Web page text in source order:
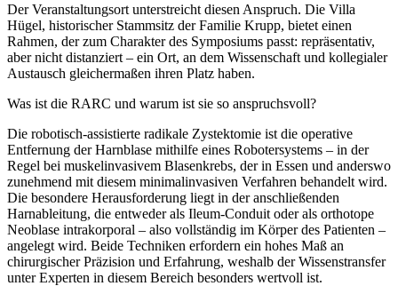
Der Veranstaltungsort unterstreicht diesen Anspruch. Die Villa
Hügel, historischer Stammsitz der Familie Krupp, bietet einen
Rahmen, der zum Charakter des Symposiums passt: repräsentativ,
aber nicht distanziert – ein Ort, an dem Wissenschaft und kollegialer
Austausch gleichermaßen ihren Platz haben.
Was ist die RARC und warum ist sie so anspruchsvoll?
Die robotisch-assistierte radikale Zystektomie ist die operative
Entfernung der Harnblase mithilfe eines Robotersystems – in der
Regel bei muskelinvasivem Blasenkrebs, der in Essen und anderswo
zunehmend mit diesem minimalinvasiven Verfahren behandelt wird.
Die besondere Herausforderung liegt in der anschließenden
Harnableitung, die entweder als Ileum-Conduit oder als orthotope
Neoblase intrakorporal – also vollständig im Körper des Patienten –
angelegt wird. Beide Techniken erfordern ein hohes Maß an
chirurgischer Präzision und Erfahrung, weshalb der Wissenstransfer
unter Experten in diesem Bereich besonders wertvoll ist.